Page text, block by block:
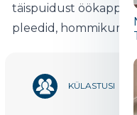
täispuidust öökappid,
pleedid,
KÜLASTUSI